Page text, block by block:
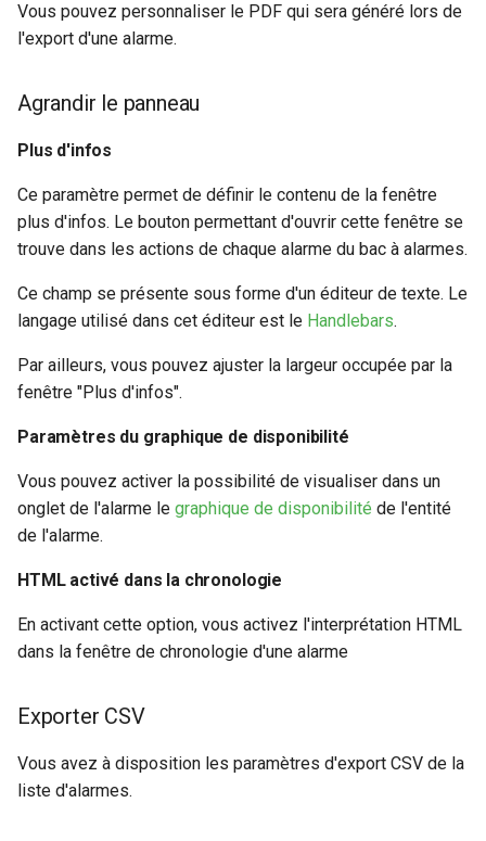
Vous pouvez personnaliser le PDF qui sera généré lors de
l'export d'une alarme.
Agrandir le panneau
Plus d'infos
Ce paramètre permet de définir le contenu de la fenêtre
plus d'infos. Le bouton permettant d'ouvrir cette fenêtre se
trouve dans les actions de chaque alarme du bac à alarmes.
Ce champ se présente sous forme d'un éditeur de texte. Le
langage utilisé dans cet éditeur est le Handlebars.
Par ailleurs, vous pouvez ajuster la largeur occupée par la
fenêtre "Plus d'infos".
Paramètres du graphique de disponibilité
Vous pouvez activer la possibilité de visualiser dans un
onglet de l'alarme le graphique de disponibilité de l'entité
de l'alarme.
HTML activé dans la chronologie
En activant cette option, vous activez l'interprétation HTML
dans la fenêtre de chronologie d'une alarme
Exporter CSV
Vous avez à disposition les paramètres d'export CSV de la
liste d'alarmes.